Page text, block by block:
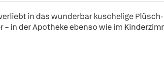
in das wunderbar kuschelige
in der Apotheke ebenso wie im